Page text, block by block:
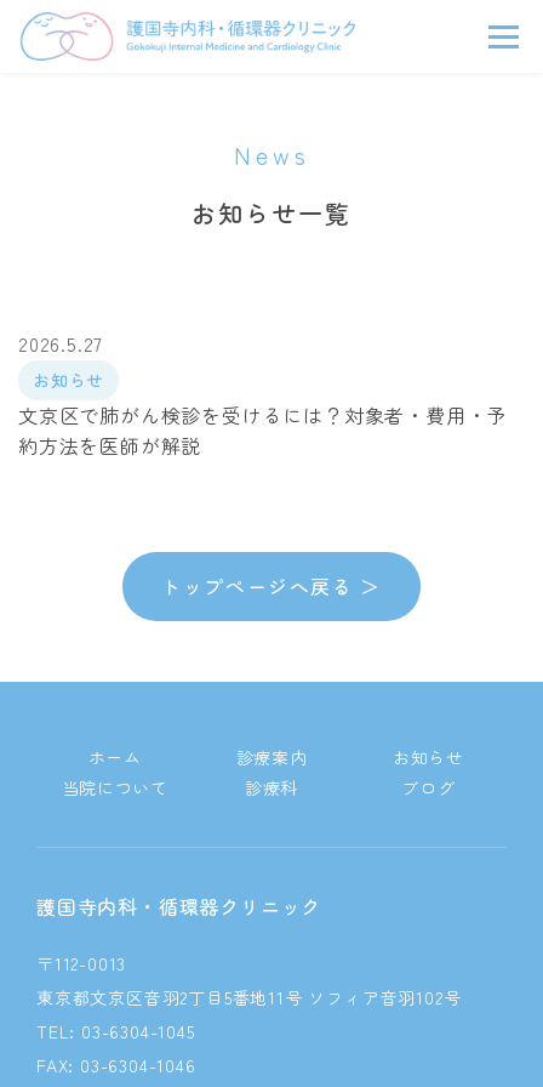
News
お知らせ一覧
2026.5.27
お知らせ
文京区で肺がん検診を受けるには？対象者・費用・予
約方法を医師が解説
トップページへ戻る ＞
ホーム 診療案内
お知らせ
当院について
診療科 ブログ
護国寺内科・循環器クリニック
〒112-0013
東京都文京区音羽2丁目5番地11号 ソフィア音羽102号
TEL: 03-6304-1045
FAX: 03-6304-1046